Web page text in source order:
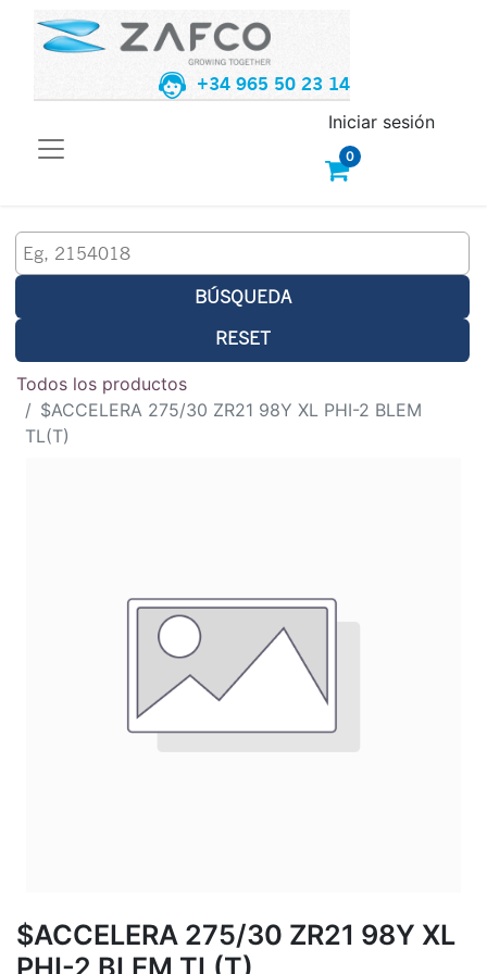
+34 965 50 23 14
0
Iniciar sesión
BÚSQUEDA
RESET
Todos los productos
$ACCELERA 275/30 ZR21 98Y XL PHI-2 BLEM
TL(T)
$ACCELERA 275/30 ZR21 98Y XL
PHI-2 BLEM TL(T)